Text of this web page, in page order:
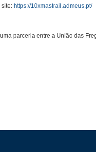
site: https://10xmastrail.admeus.pt/
parceria entre a União das